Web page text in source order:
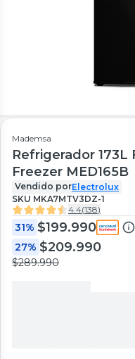
Mademsa
Refrigerador
Freezer MED165B
Vendido porElectrolux
SKU MKA7MTV3DZ-1
4.4(138)
31% $199.990
27% $209.990
$289.990